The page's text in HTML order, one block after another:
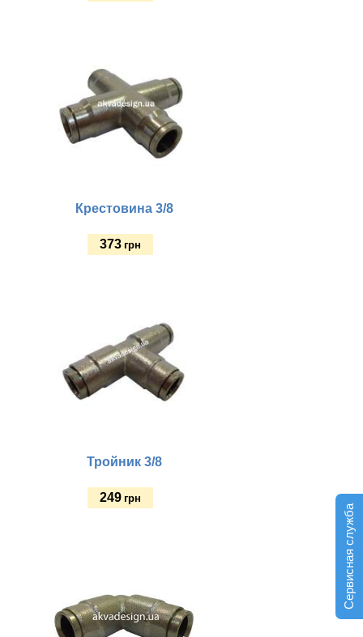
Сервисная служба
Крестовина 3/8
373 грн
Тройник 3/8
249 грн